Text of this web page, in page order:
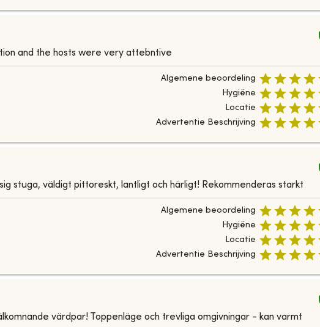
and the hosts were very attebntive
Algemene beoordeling
Hygiëne
Locatie
Advertentie Beschrijving
stuga, väldigt pittoreskt, lantligt och härligt! Rekommenderas starkt
Algemene beoordeling
Hygiëne
Locatie
Advertentie Beschrijving
värdpar! Toppenläge och trevliga omgivningar - kan varmt